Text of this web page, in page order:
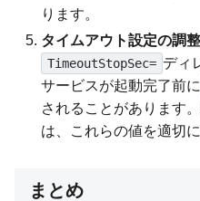
ります。
タイムアウト設定の調
TimeoutStopSec= ディ
サービスが起動完了前に
されることがあります
は、これらの値を適切
まとめ